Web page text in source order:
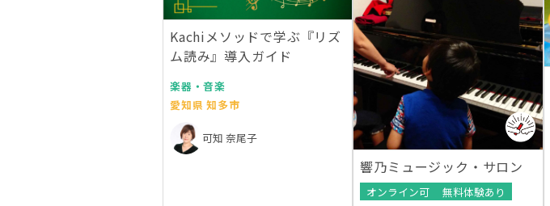
Kachiメソッドで学ぶ『リズ
ム読み』導入ガイド
楽器・音楽
愛知県 知多市
可知 奈尾子
響乃ミュージック・サロン
オンライン可
無料体験あり